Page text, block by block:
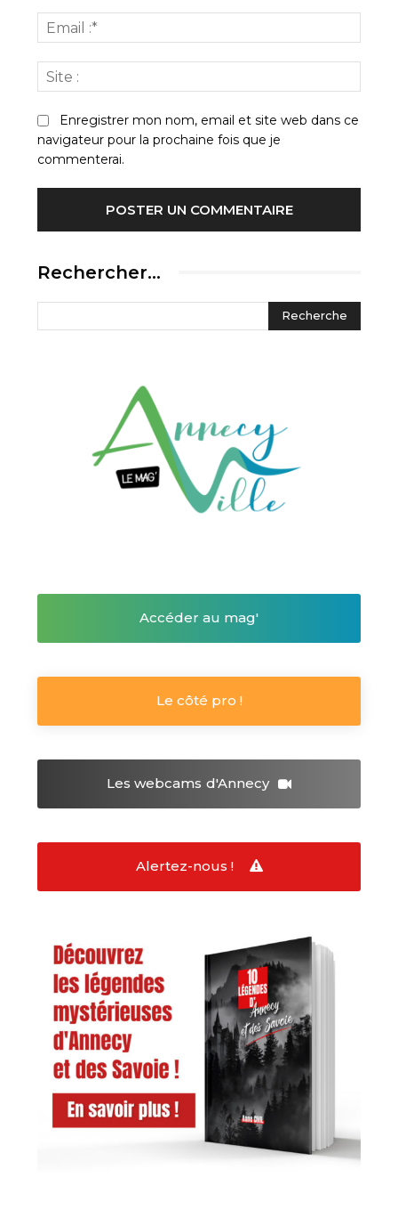
:*
:
Enregistrer mon nom, email et site web dans ce
navigateur pour la prochaine fois que je
commenterai.
Rechercher…
Accéder au mag'
Le côté pro !
Les webcams d'Annecy
Alertez-nous !